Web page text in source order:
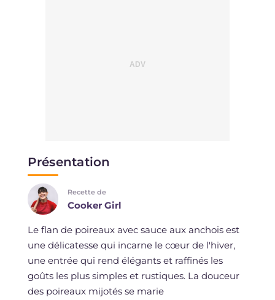
Présentation
Recette de
Cooker Girl
Le flan de poireaux avec sauce aux anchois est
une délicatesse qui incarne le cœur de l'hiver,
une entrée qui rend élégants et raffinés les
goûts les plus simples et rustiques. La douceur
des poireaux mijotés se marie